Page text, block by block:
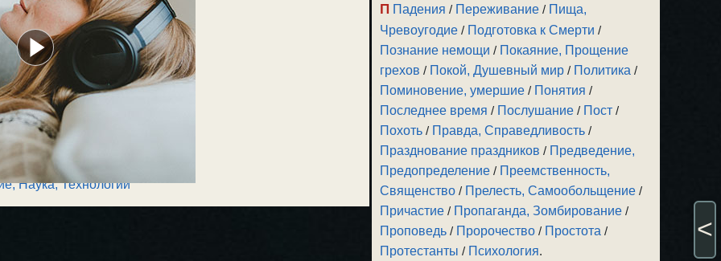
,Наука,Технологии
П Падения / Переживание / Пища,
Чревоугодие / Подготовка к Смерти /
Познание немощи / Покаяние, Прощение
грехов / Покой, Душевный мир / Политика /
Поминовение, умершие / Понятия /
Последнее время / Послушание / Пост /
Похоть / Правда, Справедливость /
Празднование праздников / Предведение,
Предопределение / Преемственность,
Священство / Прелесть, Самообольщение /
Причастие / Пропаганда, Зомбирование /
Проповедь / Пророчество / Простота /
Протестанты / Психология.
<